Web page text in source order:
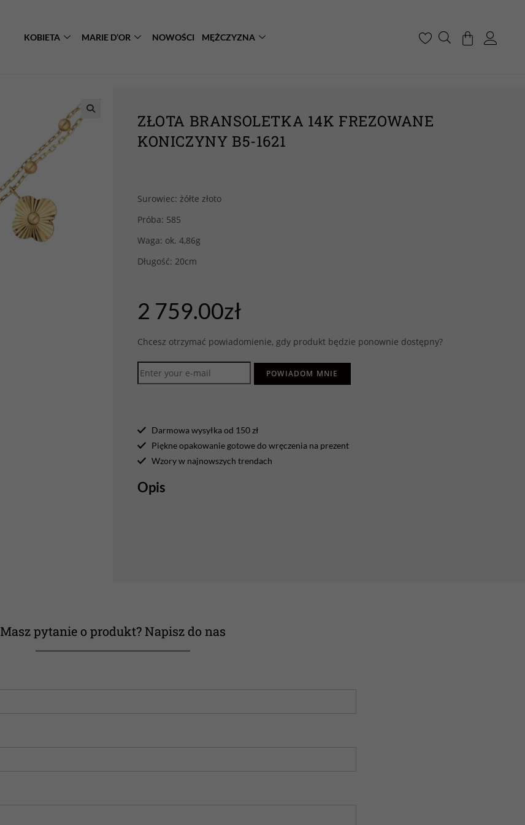
KOBIETA MARIE D’OR NOWOŚCI MĘŻCZYZNA
ZŁOTA BRANSOLETKA 14K FREZOWANE
KONICZYNY B5-1621
Surowiec: żółte złoto
Próba: 585
Waga: ok. 4,86g
Długość: 20cm
2 759.00zł
Chcesz otrzymać powiadomienie, gdy produkt będzie ponownie dostępny?
POWIADOM MNIE
Darmowa wysyłka od 150 zł
Piękne opakowanie gotowe do wręczenia na prezent
Wzory w najnowszych trendach
Opis
Masz pytanie o produkt? Napisz do nas